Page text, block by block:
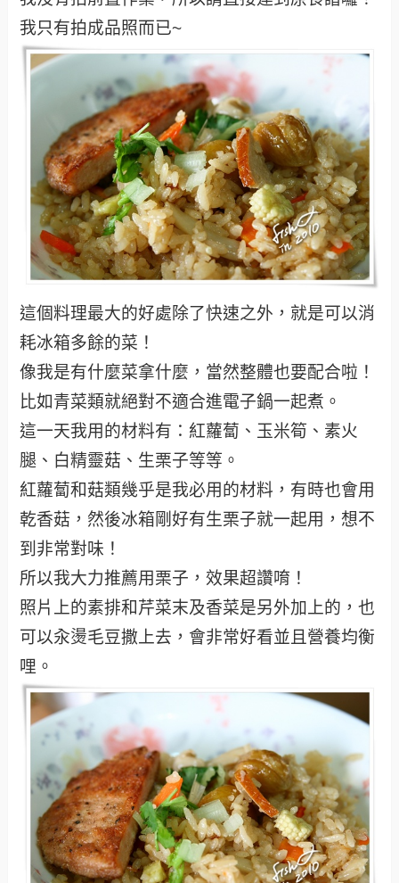
我只有拍成品照而已~
這個料理最大的好處除了快速之外，就是可以消
耗冰箱多餘的菜！
像我是有什麼菜拿什麼，當然整體也要配合啦！
比如青菜類就絕對不適合進電子鍋一起煮。
這一天我用的材料有：紅蘿蔔、玉米筍、素火
腿、白精靈菇、生栗子等等。
紅蘿蔔和菇類幾乎是我必用的材料，有時也會用
乾香菇，然後冰箱剛好有生栗子就一起用，想不
到非常對味！
所以我大力推薦用栗子，效果超讚唷！
照片上的素排和芹菜末及香菜是另外加上的，也
可以汆燙毛豆撒上去，會非常好看並且營養均衡
哩。